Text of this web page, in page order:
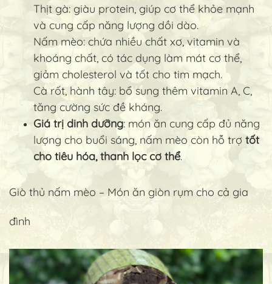
Thịt gà: giàu protein, giúp cơ thể khỏe mạnh
và cung cấp năng lượng dồi dào.
Nấm mèo: chứa nhiều chất xơ, vitamin và
khoáng chất, có tác dụng làm mát cơ thể,
giảm cholesterol và tốt cho tim mạch.
Cà rốt, hành tây: bổ sung thêm vitamin A, C,
tăng cường sức đề kháng.
Giá trị dinh dưỡng: món ăn cung cấp đủ năng
lượng cho buổi sáng, nấm mèo còn hỗ trợ tốt
cho tiêu hóa, thanh lọc cơ thể.
Giò thủ nấm mèo – Món ăn giòn rụm cho cả gia
đình